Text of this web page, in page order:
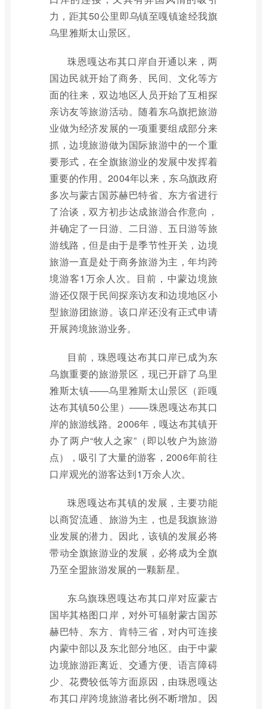
力，距其50公里即乌镇至嘎镇途经我旗
乌里雅斯太山景区。
珠恩嘎达布其口岸自开通以来，两
国边民就开始了商务、民间、文化等方
面的往来，双边地区人员开始了互相探
亲访友等旅游活动。随着东乌旗把旅游
业做为经济发展的一项重要组成部分来
抓，边境旅游做为国际旅游中的一个重
要形式，在全旗旅游业的发展中发挥着
重要的作用。2004年以来，东乌旗政府
多次与蒙古国苏赫巴特省、东方省进行
了洽谈，双方初步达成旅游合作意向，
并确定了一日游、二日游、五日游等旅
游线路，但是由于是季节性开关，边境
旅游一直是处于商务旅游为主，年均跨
境游客1万余人次。目前，中蒙边境旅
游还仅限于民间探亲访友和边境地区小
型旅游团旅游。该口岸还没有正式申请
开展跨境旅游业务。
目前，珠恩嘎达布其口岸已成为东
乌旗重要的旅游景区，现已开辟了乌里
雅斯太镇——乌里雅斯太山景区（距嘎
达布其镇50公里）——珠恩嘎达布其口
岸的旅游线路。2006年，嘎达布其镇开
办了两户“牧人之家”（即以牧户为旅游
点），吸引了大量的游客，2006年前往
口岸观光的游客达到1万余人次。
珠恩嘎达布其镇的发展，主要功能
以商贸流通、旅游为主，也是我旗旅游
业发展的潜力。因此，该镇的发展必将
带动全旗旅游业的发展，必将成为全旗
乃至全盟旅游发展的一颗新星。
东乌旗珠恩嘎达布其口岸对应蒙古
国毕其格图口岸，对外可辐射蒙古国苏
赫巴特、东方、肯特三省，对内可连接
内蒙中部以及东北部分地区。由于中蒙
边境旅游距离近、交通方便、语言障碍
少、花费较低等方面原因，由珠恩嘎达
布其口岸跨境旅游者比例不断增加。因